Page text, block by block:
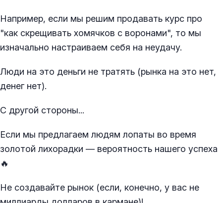
Например, если мы решим продавать курс про
"как скрещивать хомячков с воронами", то мы
изначально настраиваем себя на неудачу.
Люди на это деньги не тратять (рынка на это нет,
денег нет).
С другой стороны...
Если мы предлагаем людям лопаты во время
золотой лихорадки — вероятность нашего успеха
🔥
Не создавайте рынок (если, конечно, у вас не